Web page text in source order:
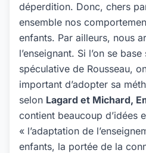
déperdition. Donc, chers
ensemble nos
enfants. Par ailleurs, nous
l’enseignant. Si l’on se
spéculative de Rousseau,
important d’adopter sa
selon Lagard et Michard,
contient beaucoup d’idées
« l’adaptation de
enfants, la portée de la